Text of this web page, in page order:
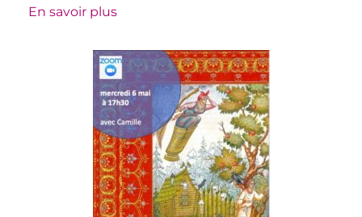
En savoir plus